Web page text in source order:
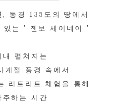
, 동경 135도의 땅에서
는 ' 젠보 세이네이 '
펼쳐지는
계절 풍경 속에서
리트리트 체험을 통해
주하는 시간